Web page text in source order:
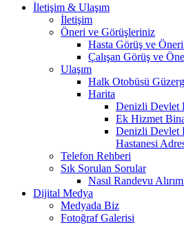
İletişim & Ulaşım
İletişim
Öneri ve Görüşleriniz
Hasta Görüş ve
Çalışan Görüş ve
Ulaşım
Halk Otobüsü
Harita
Denizli Devlet
Ek Hizmet
Denizli Devlet
Hastanesi
Telefon Rehberi
Sık Sorulan Sorular
Nasıl Randevu
Dijital Medya
Medyada Biz
Fotoğraf Galerisi